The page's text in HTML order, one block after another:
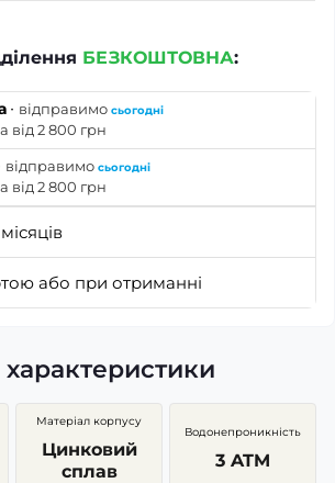
БЕЗКОШТОВНА:
· відправимо сьогодні
від 2 800 грн
відправимо сьогодні
від 2 800 грн
або при отриманні
Матеріал корпусу
Цинковий
сплав
Водонепроникність
3 ATM